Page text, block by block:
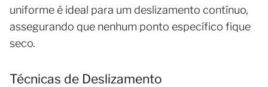
uniforme é ideal para um deslizamento contínuo,
assegurando que nenhum ponto específico fique
seco.
Técnicas de Deslizamento